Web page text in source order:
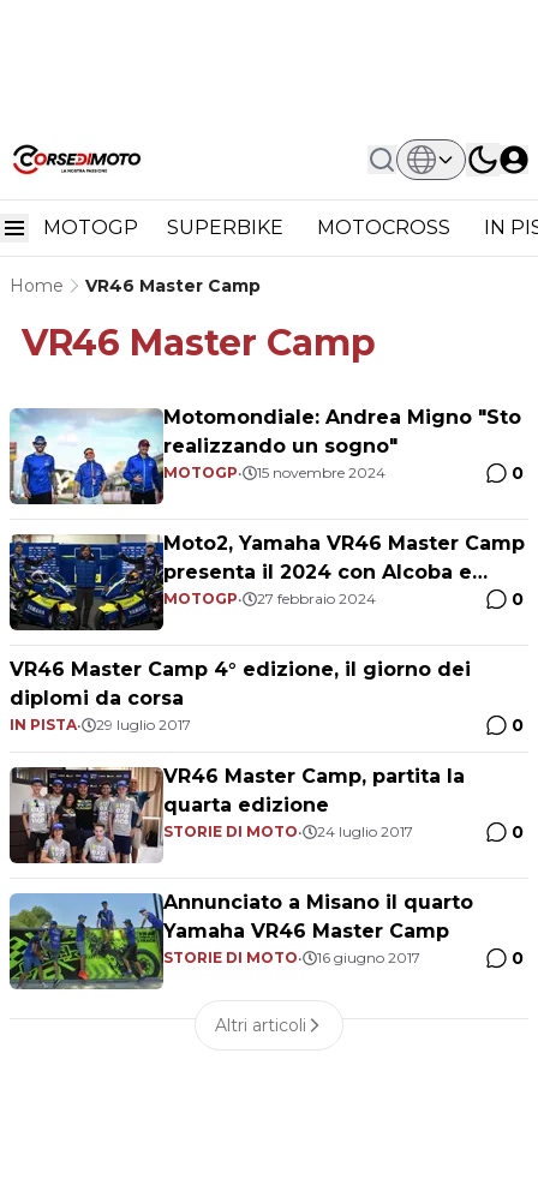
MOTOGP SUPERBIKE MOTOCROSS IN
Home VR46 Master Camp
VR46 Master Camp
Motomondiale: Andrea Migno "Sto
realizzando un sogno"
MOTOGP• 15 novembre 2024 0
Moto2, Yamaha VR46 Master Camp
presenta il 2024 con Alcoba e
Sasaki
MOTOGP• 27 febbraio 2024 0
VR46 Master Camp 4° edizione, il giorno dei
diplomi da corsa
IN PISTA• 29 luglio 2017 0
VR46 Master Camp, partita la
quarta edizione
STORIE DI MOTO• 24 luglio 2017 0
Annunciato a Misano il quarto
Yamaha VR46 Master Camp
STORIE DI MOTO• 16 giugno 2017 0
Altri articoli